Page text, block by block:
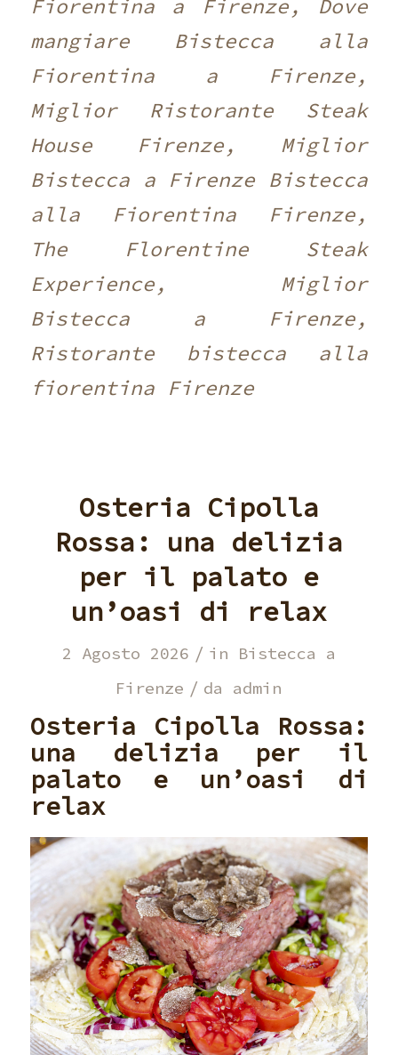
Fiorentina a Firenze, Dove
mangiare Bistecca alla
Fiorentina a Firenze,
Miglior Ristorante Steak
House Firenze, Miglior
Bistecca a Firenze Bistecca
alla Fiorentina Firenze,
The Florentine Steak
Experience, Miglior
Bistecca a Firenze,
Ristorante bistecca alla
fiorentina Firenze
Osteria Cipolla
Rossa: una delizia
per il palato e
un’oasi di relax
2 Agosto 2026 / in Bistecca a
Firenze / da admin
Osteria Cipolla Rossa:
una delizia per il
palato e un’oasi di
relax